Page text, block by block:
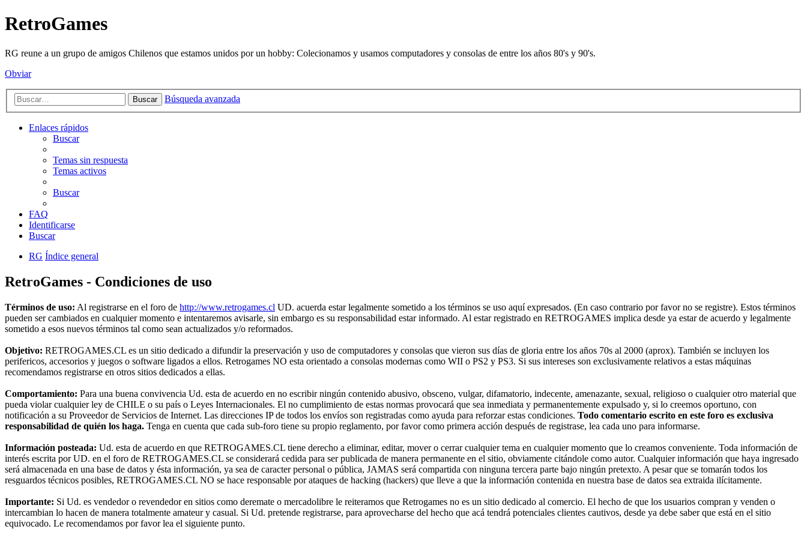
RetroGames
RG reune a un grupo de amigos Chilenos que estamos unidos por un hobby: Colecionamos y usamos computadores y consolas de entre los años 80's y 90's.
Obviar
Buscar Búsqueda avanzada
Enlaces rápidos
Buscar
Temas sin respuesta
Temas activos
Buscar
FAQ
Identificarse
Buscar
RG Índice general
RetroGames - Condiciones de uso
Términos de uso: Al registrarse en el foro de http://www.retrogames.cl UD. acuerda estar legalmente sometido a los términos se uso aquí expresados. (En caso contrario por favor no se registre). Estos términos
pueden ser cambiados en cualquier momento e intentaremos avisarle, sin embargo es su responsabilidad estar informado. Al estar registrado en RETROGAMES implica desde ya estar de acuerdo y legalmente
sometido a esos nuevos términos tal como sean actualizados y/o reformados.
Objetivo: RETROGAMES.CL es un sitio dedicado a difundir la preservación y uso de computadores y consolas que vieron sus días de gloria entre los años 70s al 2000 (aprox). También se incluyen los
perifericos, accesorios y juegos o software ligados a ellos. Retrogames NO esta orientado a consolas modernas como WII o PS2 y PS3. Si sus intereses son exclusivamente relativos a estas máquinas
recomendamos registrarse en otros sitios dedicados a ellas.
Comportamiento: Para una buena convivencia Ud. esta de acuerdo en no escribir ningún contenido abusivo, obsceno, vulgar, difamatorio, indecente, amenazante, sexual, religioso o cualquier otro material que
pueda violar cualquier ley de CHILE o su país o Leyes Internacionales. El no cumplimiento de estas normas provocará que sea inmediata y permanentemente expulsado y, si lo creemos oportuno, con
notificación a su Proveedor de Servicios de Internet. Las direcciones IP de todos los envíos son registradas como ayuda para reforzar estas condiciones. Todo comentario escrito en este foro es exclusiva
responsabilidad de quién los haga. Tenga en cuenta que cada sub-foro tiene su propio reglamento, por favor como primera acción después de registrase, lea cada uno para informarse.
Información posteada: Ud. esta de acuerdo en que RETROGAMES.CL tiene derecho a eliminar, editar, mover o cerrar cualquier tema en cualquier momento que lo creamos conveniente. Toda información de
interés escrita por UD. en el foro de RETROGAMES.CL se considerará cedida para ser publicada de manera permanente en el sitio, obviamente citándole como autor. Cualquier información que haya ingresado
será almacenada en una base de datos y ésta información, ya sea de caracter personal o pública, JAMAS será compartida con ninguna tercera parte bajo ningún pretexto. A pesar que se tomarán todos los
resguardos técnicos posibles, RETROGAMES.CL NO se hace responsable por ataques de hacking (hackers) que lleve a que la información contenida en nuestra base de datos sea extraida ilícitamente.
Importante: Si Ud. es vendedor o revendedor en sitios como deremate o mercadolibre le reiteramos que Retrogames no es un sitio dedicado al comercio. El hecho de que los usuarios compran y venden o
intercambian lo hacen de manera totalmente amateur y casual. Si Ud. pretende registrarse, para aprovecharse del hecho que acá tendrá potenciales clientes cautivos, desde ya debe saber que está en el sitio
equivocado. Le recomendamos por favor lea el siguiente punto.